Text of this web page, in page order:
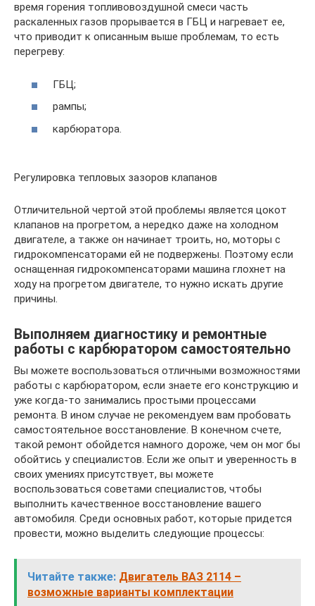
время горения топливовоздушной смеси часть
раскаленных газов прорывается в ГБЦ и нагревает ее,
что приводит к описанным выше проблемам, то есть
перегреву:
ГБЦ;
рампы;
карбюратора.
Регулировка тепловых зазоров клапанов
Отличительной чертой этой проблемы является цокот
клапанов на прогретом, а нередко даже на холодном
двигателе, а также он начинает троить, но, моторы с
гидрокомпенсаторами ей не подвержены. Поэтому если
оснащенная гидрокомпенсаторами машина глохнет на
ходу на прогретом двигателе, то нужно искать другие
причины.
Выполняем диагностику и ремонтные
работы с карбюратором самостоятельно
Вы можете воспользоваться отличными возможностями
работы с карбюратором, если знаете его конструкцию и
уже когда-то занимались простыми процессами
ремонта. В ином случае не рекомендуем вам пробовать
самостоятельное восстановление. В конечном счете,
такой ремонт обойдется намного дороже, чем он мог бы
обойтись у специалистов. Если же опыт и уверенность в
своих умениях присутствует, вы можете
воспользоваться советами специалистов, чтобы
выполнить качественное восстановление вашего
автомобиля. Среди основных работ, которые придется
провести, можно выделить следующие процессы:
Читайте также: Двигатель ВАЗ 2114 –
возможные варианты комплектации